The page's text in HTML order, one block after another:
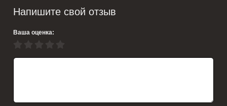
Напишите свой отзыв
Ваша оценка: